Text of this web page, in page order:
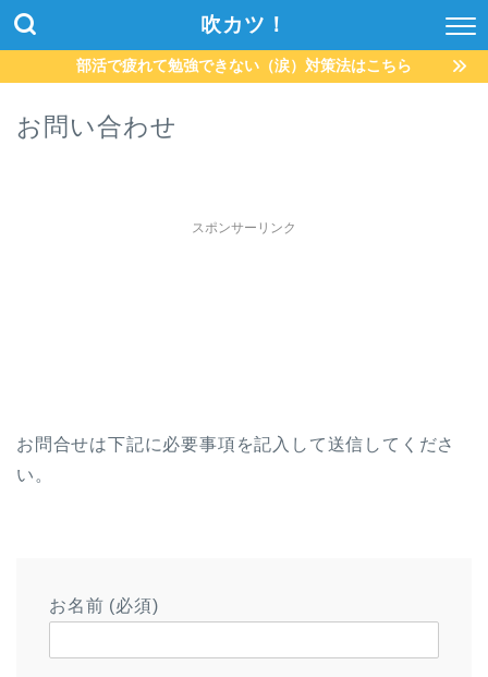
吹カツ！
部活で疲れて勉強できない（涙）対策法はこちら
お問い合わせ
スポンサーリンク
お問合せは下記に必要事項を記入して送信してくださ
い。
お名前 (必須)